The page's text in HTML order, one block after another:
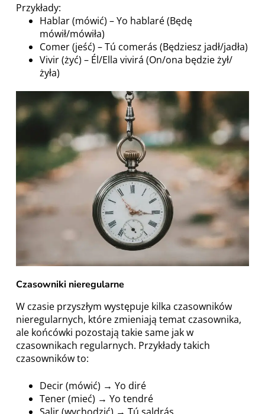
Przykłady:
Hablar (mówić) – Yo hablaré (Będę
mówił/mówiła)
Comer (jeść) – Tú comerás (Będziesz jadł/jadła)
Vivir (żyć) – Él/Ella vivirá (On/ona będzie żył/
żyła)
Czasowniki nieregularne
W czasie przyszłym występuje kilka czasowników
nieregularnych, które zmieniają temat czasownika,
ale końcówki pozostają takie same jak w
czasownikach regularnych. Przykłady takich
czasowników to:
Decir (mówić) → Yo diré
Tener (mieć) → Yo tendré